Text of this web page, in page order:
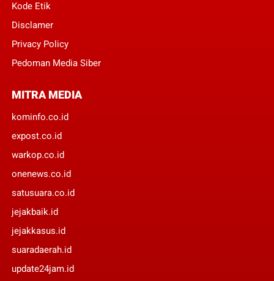
Kode Etik
Disclamer
Privacy Policy
Pedoman Media Siber
MITRA MEDIA
kominfo.co.id
expost.co.id
warkop.co.id
onenews.co.id
satusuara.co.id
jejakbaik.id
jejakkasus.id
suaradaerah.id
update24jam.id